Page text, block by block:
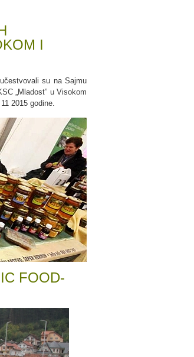
I
su na Sajmu
„Mladost” u Visokom
2015 godine.
FOOD-